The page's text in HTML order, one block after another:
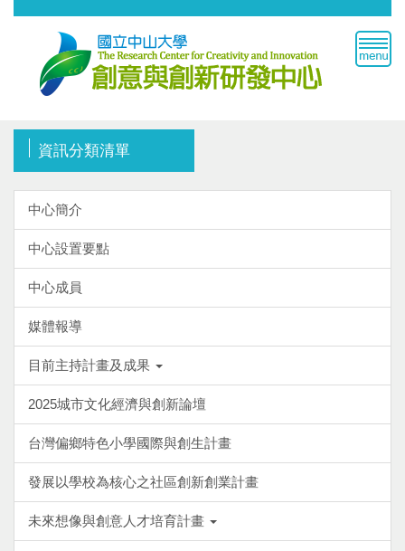
跳
區
資訊分類清單
中心簡介
中心設置要點
中心成員
媒體報導
目前主持計畫及成果
2025城市文化經濟與創新論壇
台灣偏鄉特色小學國際與創生計畫
發展以學校為核心之社區創新創業計畫
未來想像與創意人才培育計畫